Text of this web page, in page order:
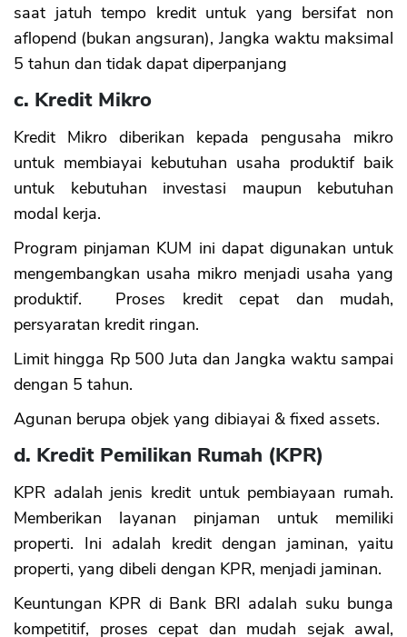
saat jatuh tempo kredit untuk yang bersifat non
aflopend (bukan angsuran), Jangka waktu maksimal
5 tahun dan tidak dapat diperpanjang
c. Kredit Mikro
Kredit Mikro diberikan kepada pengusaha mikro
untuk membiayai kebutuhan usaha produktif baik
untuk kebutuhan investasi maupun kebutuhan
modal kerja.
Program pinjaman KUM ini dapat digunakan untuk
mengembangkan usaha mikro menjadi usaha yang
produktif. Proses kredit cepat dan mudah,
persyaratan kredit ringan.
Limit hingga Rp 500 Juta dan Jangka waktu sampai
dengan 5 tahun.
Agunan berupa objek yang dibiayai & fixed assets.
d. Kredit Pemilikan Rumah (KPR)
KPR adalah jenis kredit untuk pembiayaan rumah.
Memberikan layanan pinjaman untuk memiliki
properti. Ini adalah kredit dengan jaminan, yaitu
properti, yang dibeli dengan KPR, menjadi jaminan.
Keuntungan KPR di Bank BRI adalah suku bunga
kompetitif, proses cepat dan mudah sejak awal,